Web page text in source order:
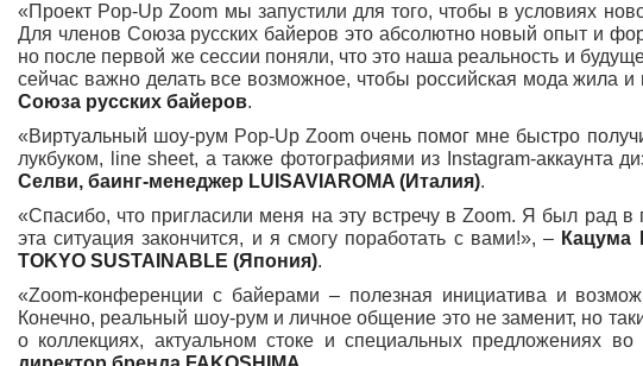
«Проект Pop-Up Zoom мы запустили для того, чтобы в условиях
Для членов Союза русских байеров это абсолютно новый опыт и
но после первой же сессии поняли, что это наша реальность и
сейчас важно делать все возможное, чтобы российская мода жила и
Союза русских байеров.
«Виртуальный шоу-рум Pop-Up Zoom очень помог мне быстро
лукбуком, line sheet, а также фотографиями из Instagram-аккаунта
Селви, баинг-менеджер LUISAVIAROMA (Италия).
«Спасибо, что пригласили меня на эту встречу в Zoom. Я был рад
эта ситуация закончится, и я смогу поработать с вами!», – Кацума
TOKYO SUSTAINABLE (Япония).
«Zoom-конференции с байерами – полезная инициатива и
Конечно, реальный шоу-рум и личное общение это не заменит, но
о коллекциях, актуальном стоке и специальных предложениях